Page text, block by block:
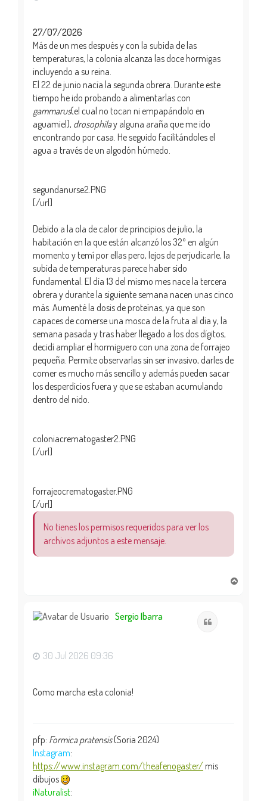
27/07/2026
Más de un mes después y con la subida de las
temperaturas, la colonia alcanza las doce hormigas
incluyendo a su reina.
El 22 de junio nacía la segunda obrera. Durante este
tiempo he ido probando a alimentarlas con
gammarus(el cual no tocan ni empapándolo en
aguamiel), drosophilay alguna araña que me ido
encontrando por casa. He seguido facilitándoles el
agua a través de un algodón húmedo.
segundanurse2.PNG
[/url]
Debido a la ola de calor de principios de julio, la
habitación en la que están alcanzó los 32º en algún
momento y temí por ellas pero, lejos de perjudicarle, la
subida de temperaturas parece haber sido
fundamental. El día 13 del mismo mes nace la tercera
obrera y durante la siguiente semana nacen unas cinco
más. Aumenté la dosis de proteínas, ya que son
capaces de comerse una mosca de la fruta al día y, la
semana pasada y tras haber llegado a los dos dígitos,
decidí ampliar el hormiguero con una zona de forrajeo
pequeña. Permite observarlas sin ser invasivo, darles de
comer es mucho más sencillo y además pueden sacar
los desperdicios fuera y que se estaban acumulando
dentro del nido.
coloniacrematogaster2.PNG
[/url]
forrajeocrematogaster.PNG
[/url]
No tienes los permisos requeridos para ver los
archivos adjuntos a este mensaje.
Sergio Ibarra
30 Jul 2026 09:36
Como marcha esta colonia!
pfp: Formica pratensis(Soria 2024)
Instagram:
https://www.instagram.com/theafenogaster/ mis
dibujos
iNaturalist: